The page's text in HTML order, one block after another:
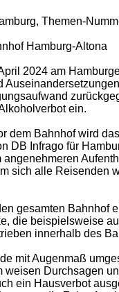
Themen-
Hamburg-Altona
2024 am
ein.
dem Bahnhof wird
DB Infrago für
sich alle Reisenden
gesamten
die beispielsweise
innerhalb des
mit Augenmaß
weisen Durchsagen
ein Hausverbot